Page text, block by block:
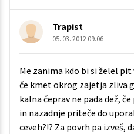
Trapist
05. 03. 2012 09.06
Me zanima kdo bi si želel
če kmet okrog zajetja zliva
kalna čeprav ne pada dež,
in nazadnje priteče do
ceveh?!? Za povrh pa izveš,